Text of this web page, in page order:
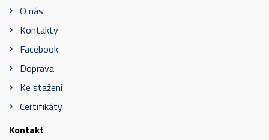
O nás
Kontakty
Facebook
Doprava
Ke stažení
Certifikáty
Kontakt